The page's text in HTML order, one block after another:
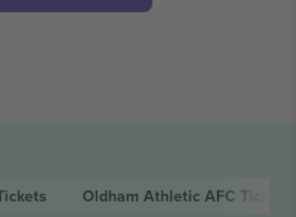
Oldham Athletic AFC Tickets